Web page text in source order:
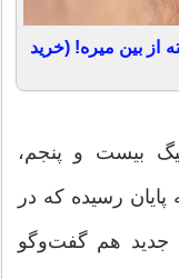
و بخیه با این روش در 3 هفته از بین میره! (خرید
بیست و پنجم،
پایان رسیده که در
جدید هم گفت‌وگو